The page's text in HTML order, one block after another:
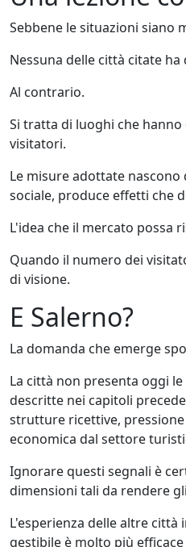
Sebbene le situazioni siano
Nessuna delle città citate
Al contrario.
Si tratta di luoghi che
visitatori.
Le misure adottate
sociale, produce effetti che
L'idea che il mercato possa
Quando il numero dei
di visione.
E Salerno?
La domanda che emerge
La città non presenta oggi
descritte nei capitoli
strutture ricettive,
economica dal settore
Ignorare questi segnali è
dimensioni tali da rendere
L'esperienza delle altre
gestibile è molto più